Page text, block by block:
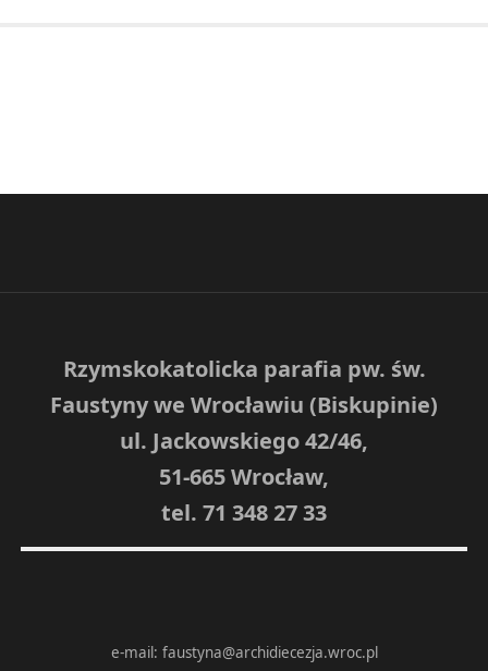
Rzymskokatolicka parafia pw. św.
Faustyny we Wrocławiu (Biskupinie)
ul. Jackowskiego 42/46,
51-665 Wrocław,
tel. 71 348 27 33
e-mail: faustyna@archidiecezja.wroc.pl